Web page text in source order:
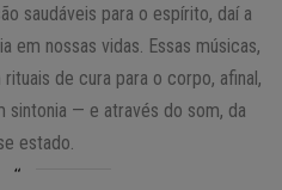
saudáveis para o espírito, daí a
em nossas vidas. Essas músicas,
de cura para o corpo, afinal,
sintonia — e através do som, da
estado.